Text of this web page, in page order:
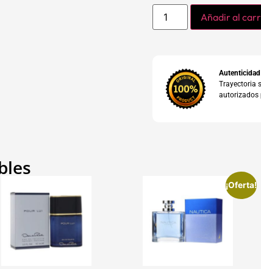
Añadir al
Trayectoria
autorizados
¡Oferta!